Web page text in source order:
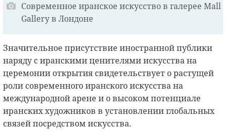
Современное иранское искусство в галерее Mall
Gallery в Лондоне
Значительное присутствие иностранной публики
наряду с иранскими ценителями искусства на
церемонии открытия свидетельствует о растущей
роли современного иранского искусства на
международной арене и о высоком потенциале
иранских художников в установлении глобальных
связей посредством искусства.